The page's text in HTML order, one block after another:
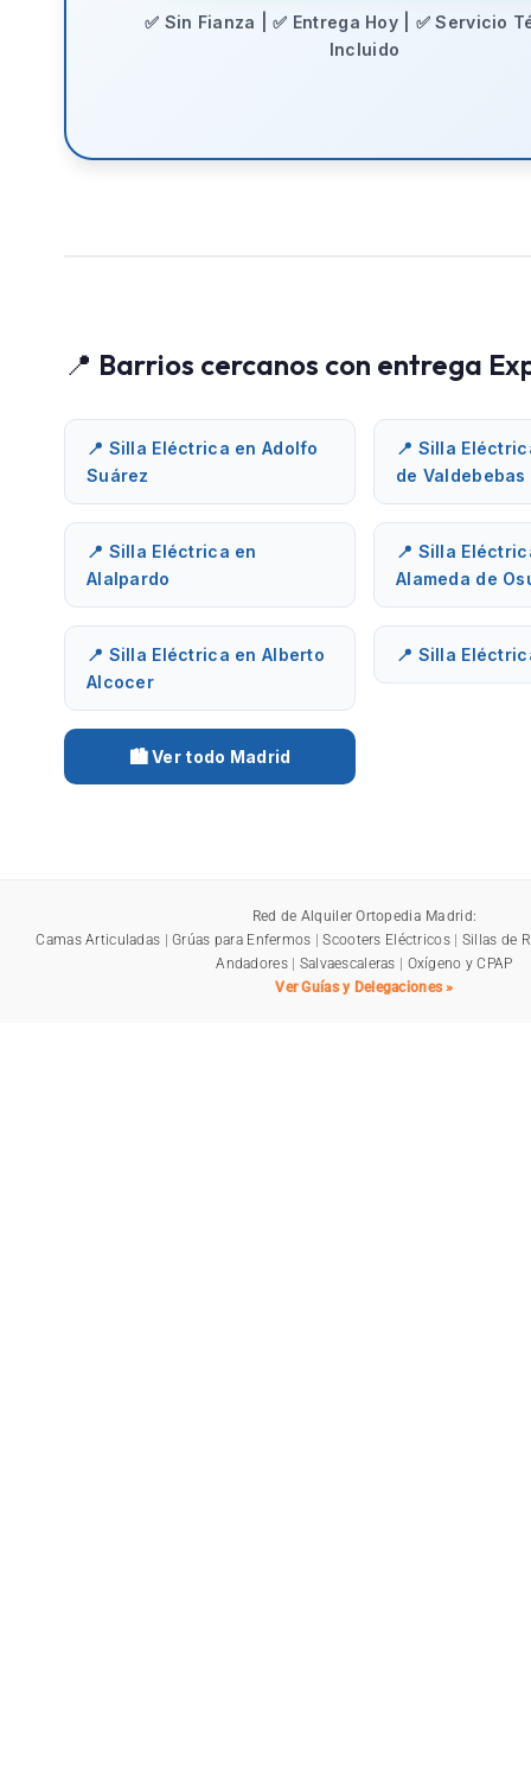
✅ Sin Fianza | ✅ Entrega Hoy | ✅ Servicio
Incluido
📍 Barrios cercanos con entrega
📍 Silla Eléctrica en Adolfo
Suárez
📍 Silla
de Valdebebas
📍 Silla Eléctrica en
Alalpardo
📍 Silla
Alameda de
📍 Silla Eléctrica en Alberto
Alcocer
📍 Silla
🏙️ Ver todo Madrid
Red de Alquiler Ortopedia Madrid:
Camas Articuladas |Grúas para Enfermos |Scooters Eléctricos| Sillas de
Andadores| Salvaescaleras | Oxígeno y CPAP
Ver Guías y Delegaciones »